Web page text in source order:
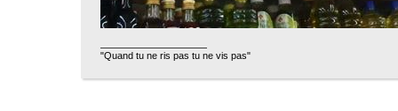
"Quand tu ne ris pas tu ne vis pas"